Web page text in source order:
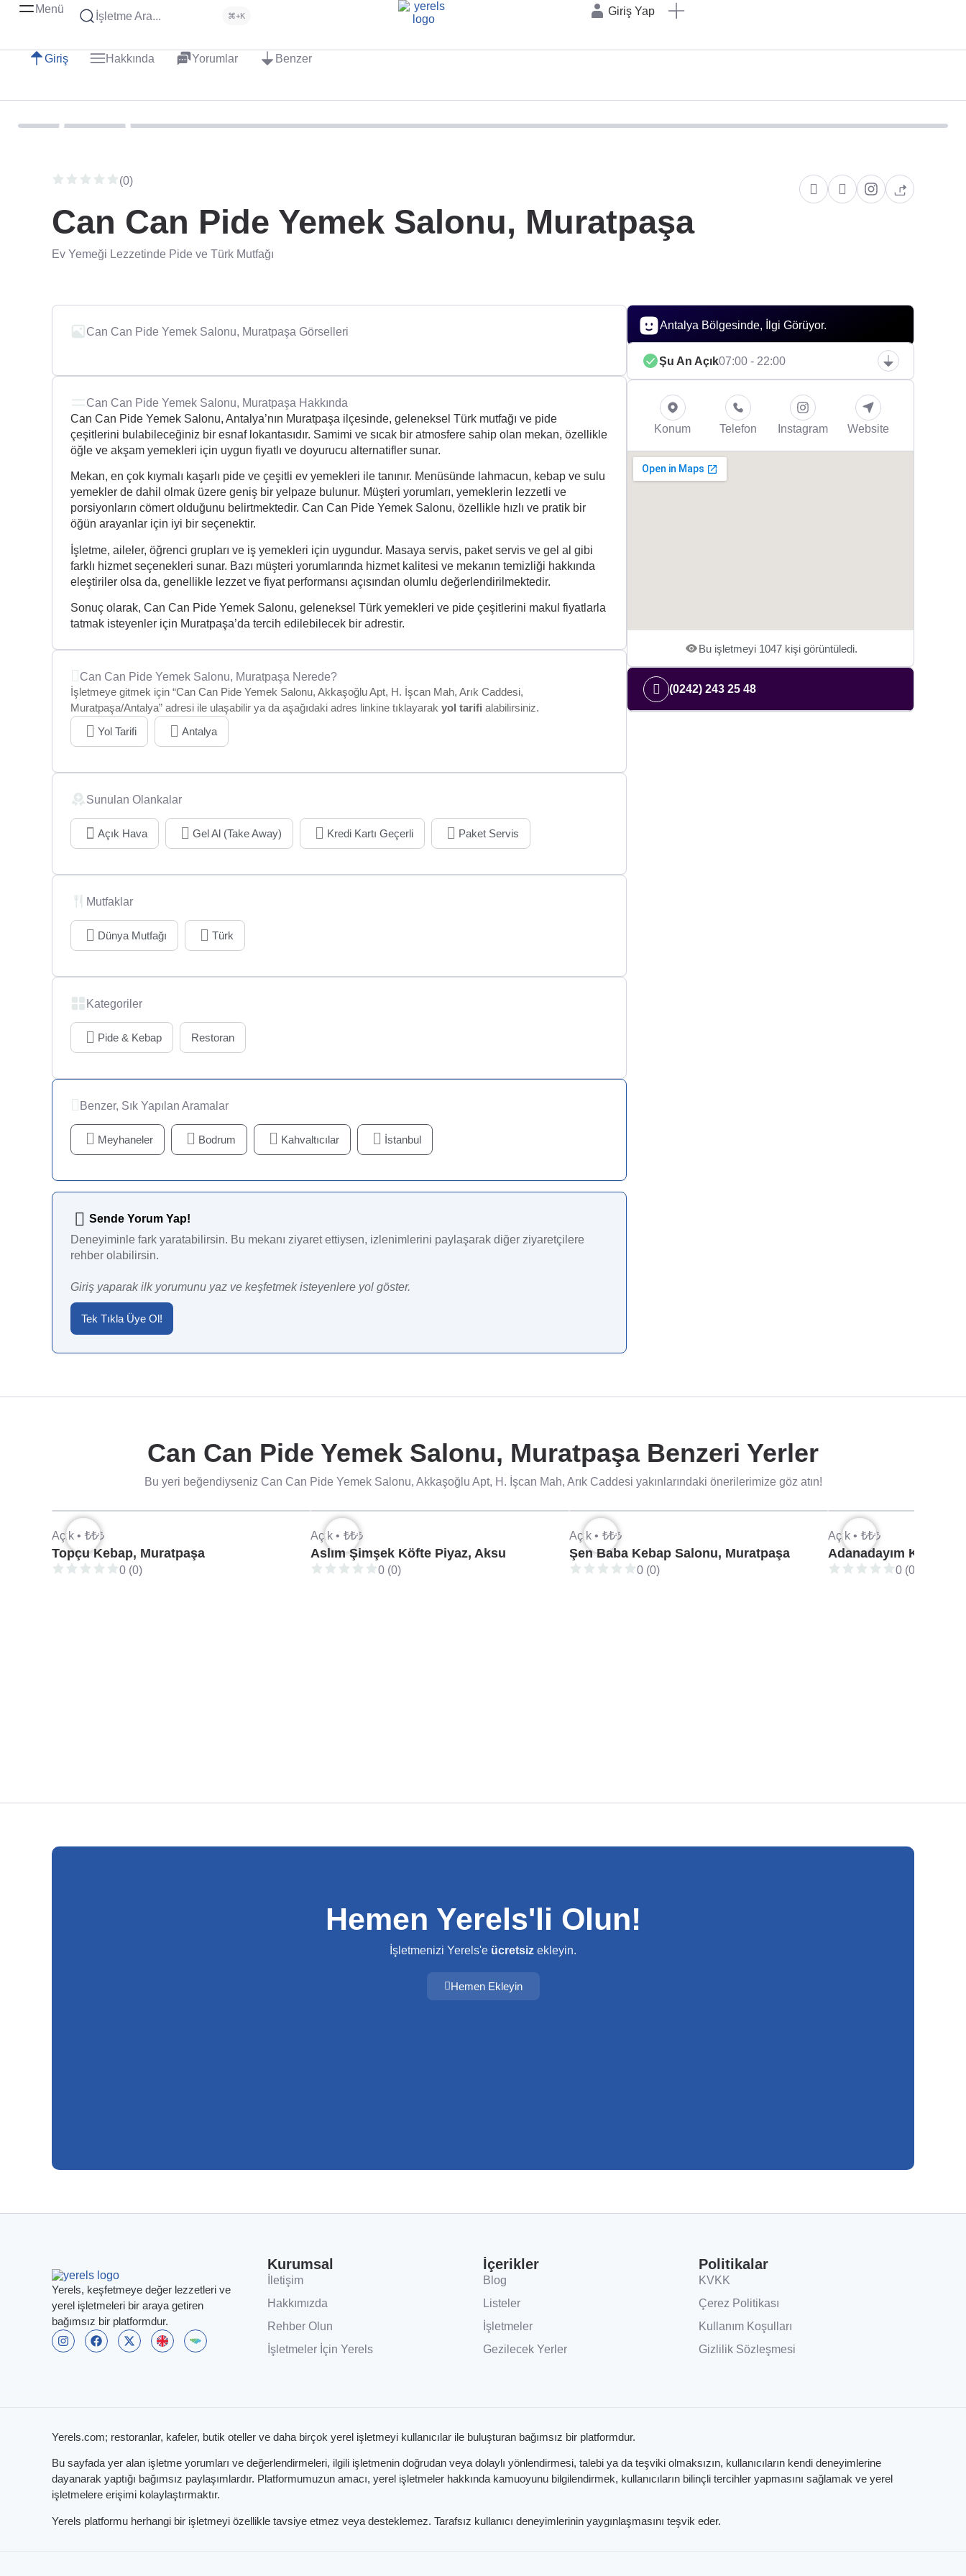
Menü
İşletme Ara... ⌘+K Giriş Yap
Giriş Hakkında Yorumlar Benzer
(0)
Can Can Pide Yemek Salonu, Muratpaşa
Ev Yemeği Lezzetinde Pide ve Türk Mutfağı
Can Can Pide Yemek Salonu, Muratpaşa Görselleri
Can Can Pide Yemek Salonu, Muratpaşa Hakkında
Can Can Pide Yemek Salonu, Antalya’nın Muratpaşa ilçesinde, geleneksel Türk mutfağı ve pide
çeşitlerini bulabileceğiniz bir esnaf lokantasıdır. Samimi ve sıcak bir atmosfere sahip olan mekan, özellikle
öğle ve akşam yemekleri için uygun fiyatlı ve doyurucu alternatifler sunar.
Mekan, en çok kıymalı kaşarlı pide ve çeşitli ev yemekleri ile tanınır. Menüsünde lahmacun, kebap ve sulu
yemekler de dahil olmak üzere geniş bir yelpaze bulunur. Müşteri yorumları, yemeklerin lezzetli ve
porsiyonların cömert olduğunu belirtmektedir. Can Can Pide Yemek Salonu, özellikle hızlı ve pratik bir
öğün arayanlar için iyi bir seçenektir.
İşletme, aileler, öğrenci grupları ve iş yemekleri için uygundur. Masaya servis, paket servis ve gel al gibi
farklı hizmet seçenekleri sunar. Bazı müşteri yorumlarında hizmet kalitesi ve mekanın temizliği hakkında
eleştiriler olsa da, genellikle lezzet ve fiyat performansı açısından olumlu değerlendirilmektedir.
Sonuç olarak, Can Can Pide Yemek Salonu, geleneksel Türk yemekleri ve pide çeşitlerini makul fiyatlarla
tatmak isteyenler için Muratpaşa’da tercih edilebilecek bir adrestir.
Can Can Pide Yemek Salonu, Muratpaşa Nerede?
İşletmeye gitmek için “Can Can Pide Yemek Salonu, Akkaşoğlu Apt, H. İşcan Mah, Arık Caddesi,
Muratpaşa/Antalya” adresi ile ulaşabilir ya da aşağıdaki adres linkine tıklayarak yol tarifi alabilirsiniz.
Yol Tarifi
Antalya
Sunulan Olankalar
Açık Hava Gel Al (Take Away) Kredi Kartı Geçerli Paket Servis
Mutfaklar
Dünya Mutfağı Türk
Kategoriler
Pide & Kebap Restoran
Benzer, Sık Yapılan Aramalar
Meyhaneler Bodrum Kahvaltıcılar İstanbul
Sende Yorum Yap!
Deneyiminle fark yaratabilirsin. Bu mekanı ziyaret ettiysen, izlenimlerini paylaşarak diğer ziyaretçilere
rehber olabilirsin.
Giriş yaparak ilk yorumunu yaz ve keşfetmek isteyenlere yol göster.
Tek Tıkla Üye Ol!
Antalya Bölgesinde, İlgi Görüyor.
Şu An Açık07:00 - 22:00
Konum Telefon Instagram Website
Bu işletmeyi 1047 kişi görüntüledi.
(0242) 243 25 48
Can Can Pide Yemek Salonu, Muratpaşa Benzeri Yerler
Bu yeri beğendiyseniz Can Can Pide Yemek Salonu, Akkaşoğlu Apt, H. İşcan Mah, Arık Caddesi yakınlarındaki önerilerimize göz atın!
Açık • ₺₺₺
Topçu Kebap, Muratpaşa
0 (0)
Açık • ₺₺₺
Aslım Şimşek Köfte Piyaz, Aksu
0 (0)
Açık • ₺₺₺
Şen Baba Kebap Salonu, Muratpaşa
0 (0)
Açık • ₺₺₺
Adanadayım Kebap
0 (0)
Hemen Yerels'li Olun!
İşletmenizi Yerels'e ücretsiz ekleyin.
Hemen Ekleyin
Yerels, keşfetmeye değer lezzetleri ve
yerel işletmeleri bir araya getiren
bağımsız bir platformdur.
Kurumsal
İletişim
Hakkımızda
Rehber Olun
İşletmeler İçin Yerels
İçerikler
Blog
Listeler
İşletmeler
Gezilecek Yerler
Politikalar
KVKK
Çerez Politikası
Kullanım Koşulları
Gizlilik Sözleşmesi
Yerels.com; restoranlar, kafeler, butik oteller ve daha birçok yerel işletmeyi kullanıcılar ile buluşturan bağımsız bir platformdur.
Bu sayfada yer alan işletme yorumları ve değerlendirmeleri, ilgili işletmenin doğrudan veya dolaylı yönlendirmesi, talebi ya da teşviki olmaksızın, kullanıcıların kendi deneyimlerine
dayanarak yaptığı bağımsız paylaşımlardır. Platformumuzun amacı, yerel işletmeler hakkında kamuoyunu bilgilendirmek, kullanıcıların bilinçli tercihler yapmasını sağlamak ve yerel
işletmelere erişimi kolaylaştırmaktır.
Yerels platformu herhangi bir işletmeyi özellikle tavsiye etmez veya desteklemez. Tarafsız kullanıcı deneyimlerinin yaygınlaşmasını teşvik eder.